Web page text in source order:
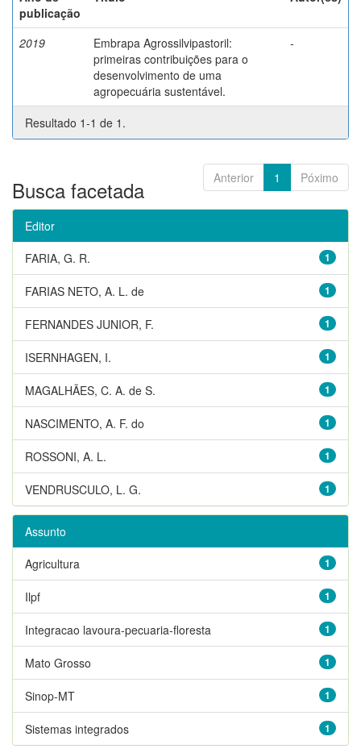
publicação
2019
Embrapa Agrossilvipastoril:
primeiras contribuições para o
desenvolvimento de uma
agropecuária sustentável.
-
Resultado 1-1 de 1.
Anterior 1 Póximo
Busca facetada
Editor
1
FARIA, G. R.
1
FARIAS NETO, A. L. de
1
FERNANDES JUNIOR, F.
1
ISERNHAGEN, I.
1
MAGALHÃES, C. A. de S.
1
NASCIMENTO, A. F. do
1
ROSSONI, A. L.
1
VENDRUSCULO, L. G.
Assunto
1
Agricultura
1
Ilpf
1
Integracao lavoura-pecuaria-floresta
1
Mato Grosso
1
Sinop-MT
1
Sistemas integrados